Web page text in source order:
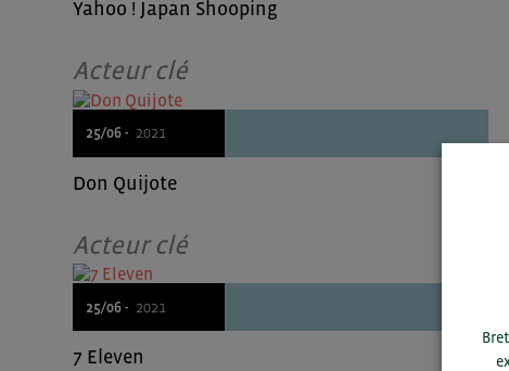
Yahoo ! Japan Shooping
Acteur clé
25/06 - 2021
Don Quijote
Acteur clé
25/06 - 2021
7 Eleven